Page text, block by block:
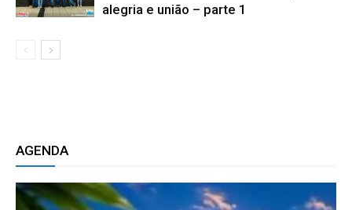
alegria e união – parte 1
AGENDA